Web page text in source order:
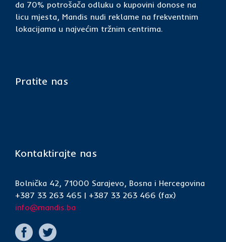
da 70% potrošača odluku o kupovini donose na
licu mjesta, Mandis nudi reklame na frekventnim
lokacijama u najvećim tržnim centrima.
Pratite nas
Kontaktirajte nas
Bolnička 42, 71000 Sarajevo, Bosna i Hercegovina
+387 33 263 465 | +387 33 263 466 (fax)
info@mandis.ba